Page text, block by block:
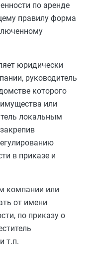
по аренде
правилу форма
юридически
руководитель
которого
или
локальным
в приказе и
компании или
от имени
по приказу о
т.п.